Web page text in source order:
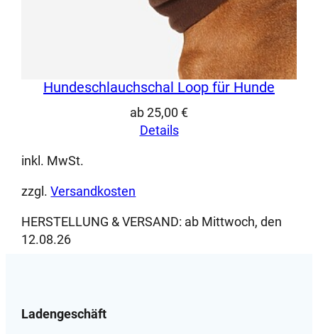
Hundeschlauchschal Loop für Hunde
ab25,00 €
Details
inkl. MwSt.
zzgl.Versandkosten
HERSTELLUNG & VERSAND: ab Mittwoch, den
12.08.26
Ladengeschäft